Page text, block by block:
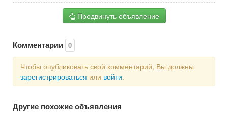
Продвинуть объявление
Комментарии 0
Чтобы опубликовать свой комментарий, Вы должны
зарегистрироваться или войти.
Другие похожие объявления